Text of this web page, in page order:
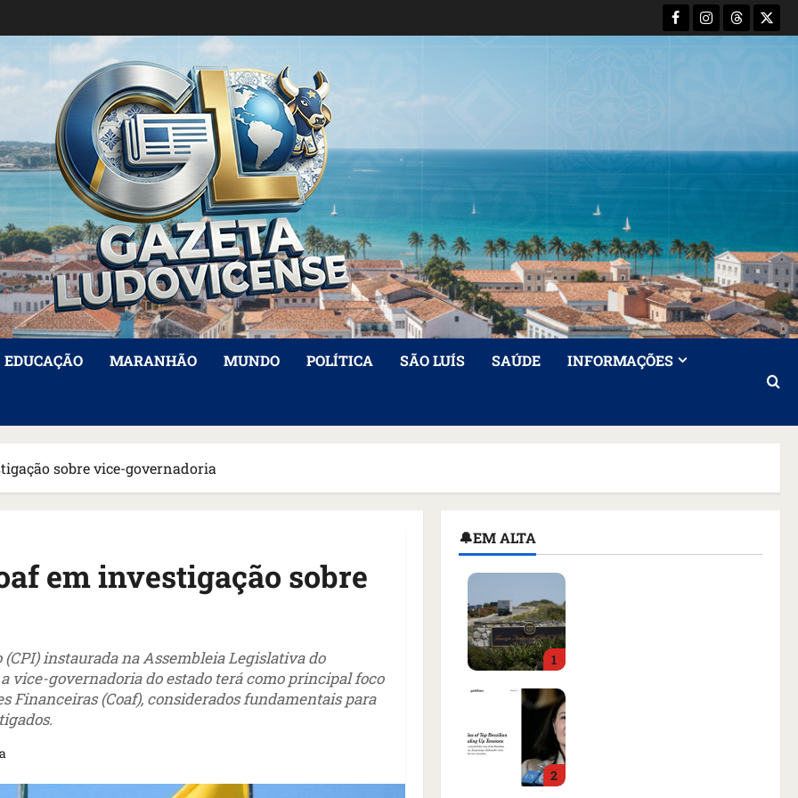
Facebook
Instagram
Threads
X-
EDUCAÇÃO MARANHÃO MUNDO POLÍTICA SÃO LUÍS SAÚDE INFORMAÇÕES
sobre vice-governadoria
em investigação sobre
instaurada na Assembleia Legislativa do
vice-governadoria do estado terá como principal foco
Financeiras (Coaf), considerados fundamentais para
🔔EM ALTA
1
2